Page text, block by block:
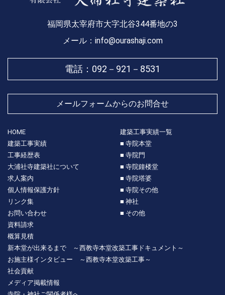
福岡県太宰府市大字北谷344番地の3
メール：info@ourashaji.com
電話： 092－921－8531
メールフォームからのお問合せ
HOME
建築工事実績
工事経歴表
大浦社寺建築社について
求人案内
個人情報保護方針
リンク集
お問い合わせ
資料請求
概算見積
建築工事実績一覧
■ 寺院本堂
■ 寺院門
■ 寺院鐘楼堂
■ 寺院塔婆
■ 寺院その他
■ 神社
■ その他
新本堂が出来るまで ～西教寺本堂改築工事ドキュメント～
お施主様インタビュー ～西教寺本堂改築工事～
社会貢献
メディア掲載情報